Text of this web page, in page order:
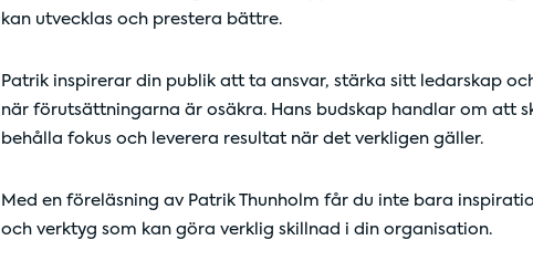
kan utvecklas och prestera bättre.
Patrik inspirerar din publik att ta ansvar, stärka sitt ledarskap
när förutsättningarna är osäkra. Hans budskap handlar om att
behålla fokus och leverera resultat när det verkligen gäller.
Med en föreläsning av Patrik Thunholm får du inte bara
och verktyg som kan göra verklig skillnad i din organisation.